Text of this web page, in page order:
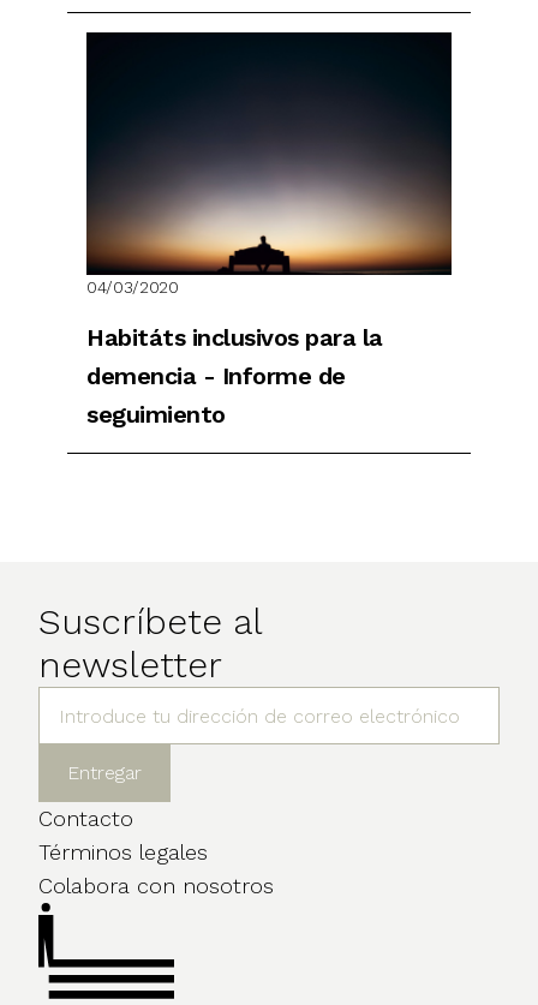
04/03/2020
Habitáts inclusivos para la
demencia - Informe de
seguimiento
Suscríbete al
newsletter
Contacto
Términos legales
Colabora con nosotros